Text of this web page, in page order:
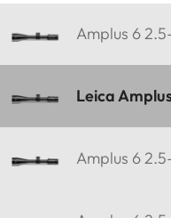
Amplus 6
Leica
Amplus 6